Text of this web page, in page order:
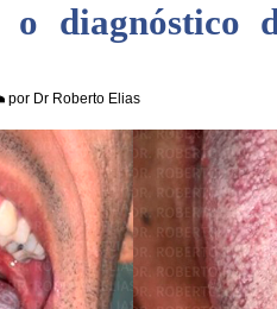
o diagnóstico
por Dr Roberto Elias